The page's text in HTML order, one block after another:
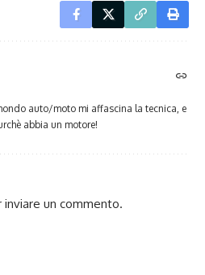
auto/moto mi affascina la tecnica, e
abbia un motore!
inviare un commento.